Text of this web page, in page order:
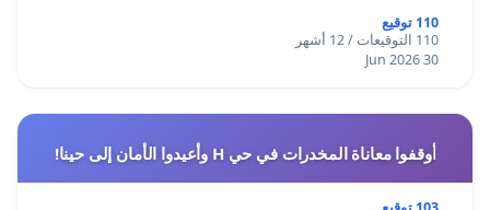
110 توقيع
110 التوقيعات / 12 أشهر
30 Jun 2026
أوقفوا معاناة المخدرات في حي H وأعيدوا الأمان إلى حينا!